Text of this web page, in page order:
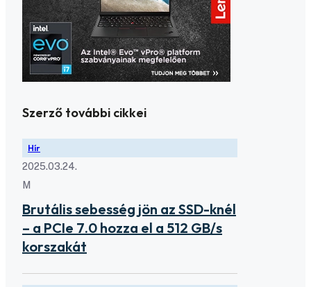
Szerző további cikkei
Hír
2025.03.24.
M
Brutális sebesség jön az SSD-knél
– a PCIe 7.0 hozza el a 512 GB/s
korszakát